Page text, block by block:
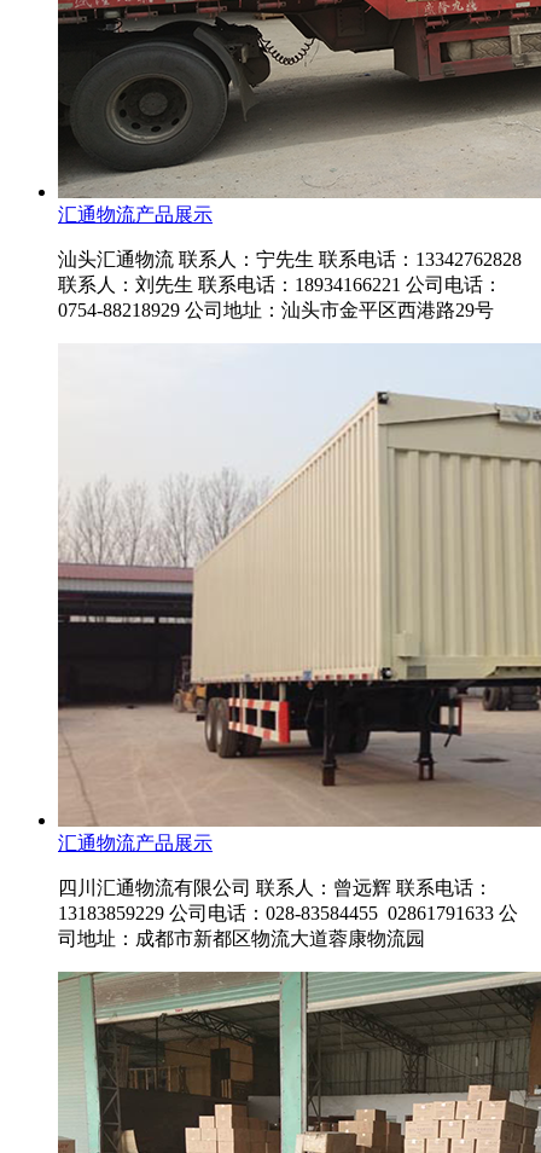
汇通物流产品展示
汕头汇通物流 联系人：宁先生 联系电话：13342762828
联系人：刘先生 联系电话：18934166221 公司电话：
0754-88218929 公司地址：汕头市金平区西港路29号
汇通物流产品展示
四川汇通物流有限公司 联系人：曾远辉 联系电话：
13183859229 公司电话：028-83584455 02861791633 公
司地址：成都市新都区物流大道蓉康物流园